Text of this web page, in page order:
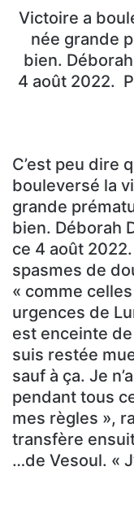
Victoire a
née grande
bien.
4 août 2022.
C’est peu dire
bouleversé la
grande
bien. Déborah
ce 4 août
spasmes de
« comme
urgences de
est enceinte
suis restée
sauf à ça. Je
pendant tous
mes règles »,
transfère
de Vesoul. «